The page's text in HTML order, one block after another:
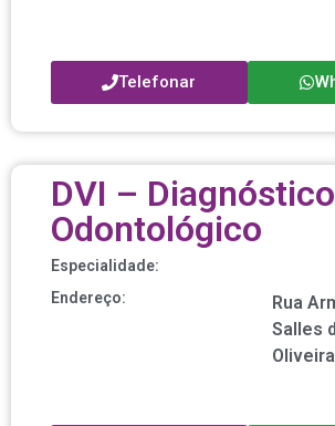
Telefonar
DVI – Diagnóstico
Odontológico
Especialidade:
Endereço:
Rua
Salles